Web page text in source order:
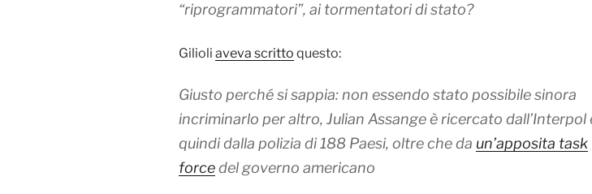
“riprogrammatori”, ai tormentatori di stato?
Gilioli aveva scritto questo:
Giusto perché si sappia: non essendo stato possibile sinora
incriminarlo per altro, Julian Assange è ricercato dall’Interpol
quindi dalla polizia di 188 Paesi, oltre che da un’apposita task
forcedel governo americano